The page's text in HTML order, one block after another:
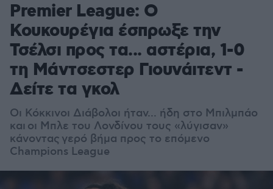
Premier League: Ο
Κουκουρέγια έσπρωξε την
Τσέλσι προς τα... αστέρια, 1-0
τη Μάντσεστερ Γιουνάιτεντ -
Δείτε τα γκολ
Οι Κόκκινοι Διάβολοι ήταν... ήδη στο Μπιλμπάο
και οι Μπλε του Λονδίνου τους «λύγισαν»
κάνοντας γερό βήμα προς το επόμενο
Champions League